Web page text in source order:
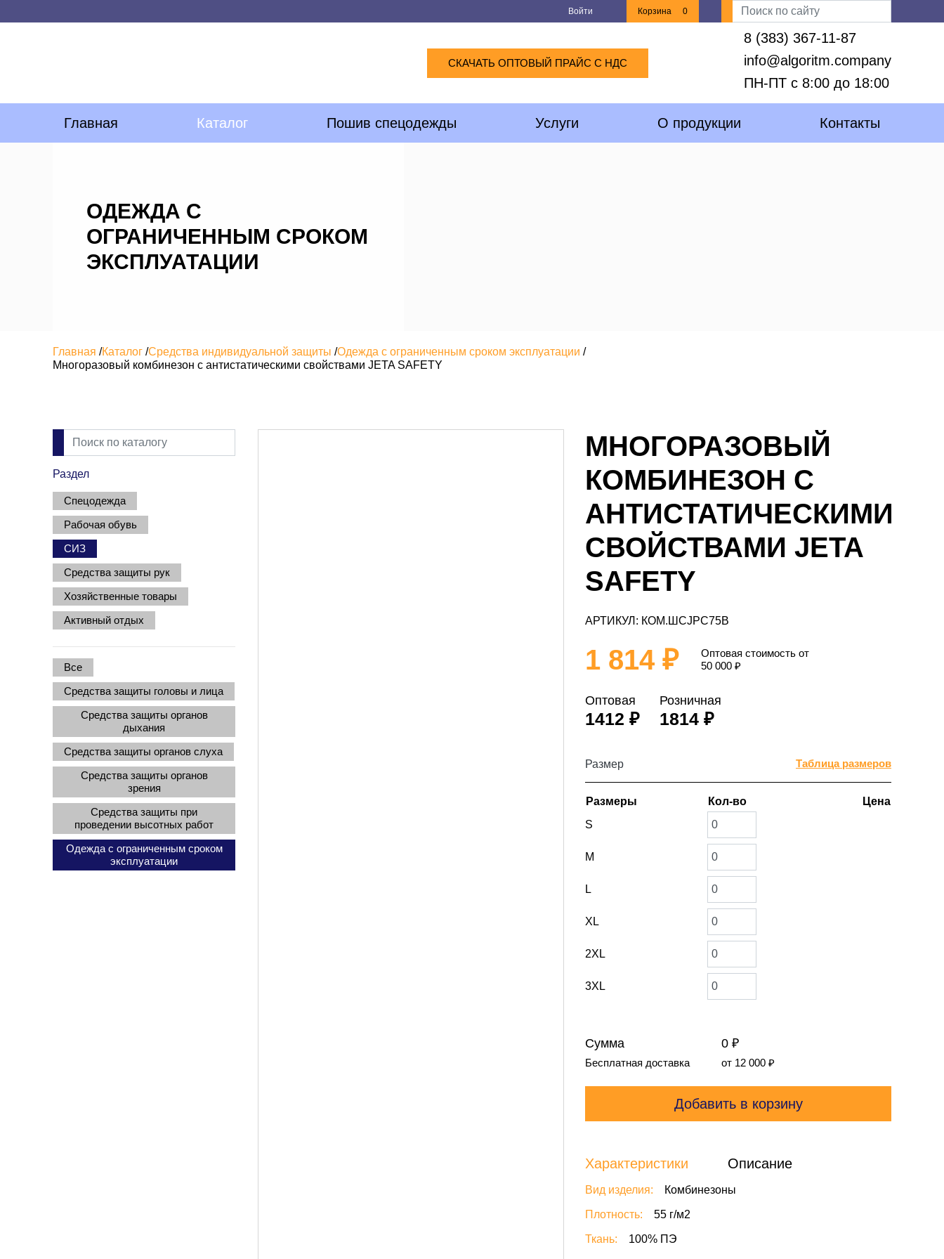
Войти Корзина 0
СКАЧАТЬ ОПТОВЫЙ ПРАЙС С НДС
8 (383) 367-11-87
info@algoritm.company
ПН-ПТ с 8:00 до 18:00
Главная Каталог Пошив спецодежды Услуги О продукции Контакты
ОДЕЖДА С
ОГРАНИЧЕННЫМ СРОКОМ
ЭКСПЛУАТАЦИИ
Главная /Каталог /Средства индивидуальной защиты /Одежда с ограниченным сроком эксплуатации /
Многоразовый комбинезон с антистатическими свойствами JETA SAFETY
МНОГОРАЗОВЫЙ
КОМБИНЕЗОН С
АНТИСТАТИЧЕСКИМИ
СВОЙСТВАМИ JETA
SAFETY
АРТИКУЛ: КОМ.ШСJPC75B
1 814 ₽
Оптовая стоимость от
50 000 ₽
Оптовая
1412 ₽
Розничная
1814 ₽
Размер Таблица размеров
Размеры Кол-во
Цена
S
M
L
XL
2XL
3XL
Сумма
Бесплатная доставка
0 ₽
от 12 000 ₽
Добавить в корзину
Характеристики Описание
Вид изделия: Комбинезоны
Плотность: 55 г/м2
Ткань: 100% ПЭ
Раздел
Спецодежда
Рабочая обувь
СИЗ
Средства защиты рук
Хозяйственные товары
Активный отдых
Все
Средства защиты головы и лица
Средства защиты органов
дыхания
Средства защиты органов слуха
Средства защиты органов
зрения
Средства защиты при
проведении высотных работ
Одежда с ограниченным сроком
эксплуатации